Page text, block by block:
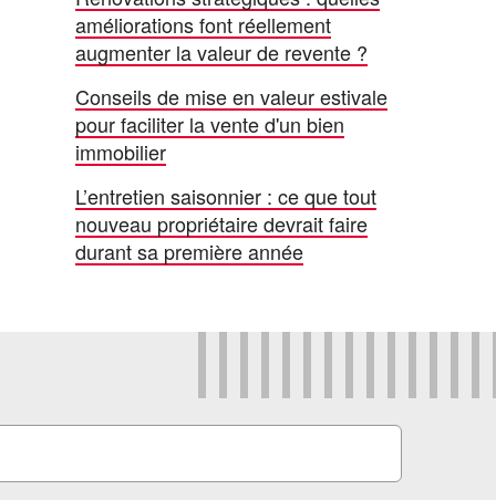
améliorations font réellement
augmenter la valeur de revente ?
Conseils de mise en valeur estivale
pour faciliter la vente d'un bien
immobilier
L’entretien saisonnier : ce que tout
nouveau propriétaire devrait faire
durant sa première année